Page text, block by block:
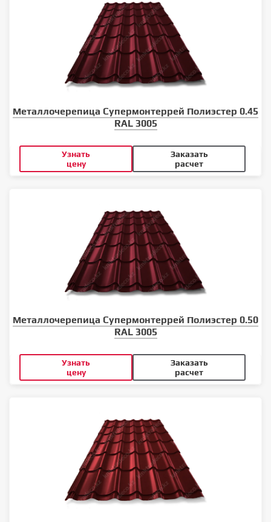
Металлочерепица Супермонтеррей Полиэстер 0.45
RAL 3005
Узнать
цену
Заказать
расчет
Металлочерепица Супермонтеррей Полиэстер 0.50
RAL 3005
Узнать
цену
Заказать
расчет